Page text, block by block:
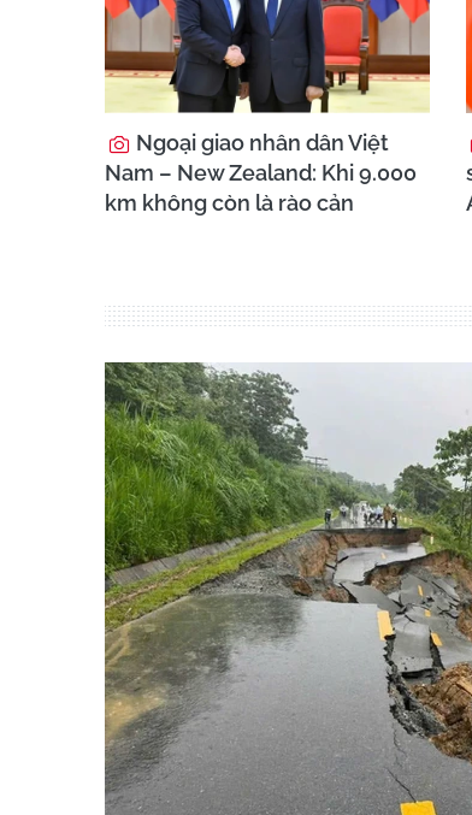
Ngoại giao nhân dân Việt
Nam – New Zealand: Khi 9.000
km không còn là rào cản